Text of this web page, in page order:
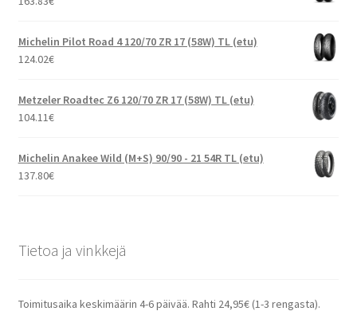
Michelin Pilot Road 4 120/70 ZR 17 (58W) TL (etu)
124.02€
Metzeler Roadtec Z6 120/70 ZR 17 (58W) TL (etu)
104.11€
Michelin Anakee Wild (M+S) 90/90 - 21 54R TL (etu)
137.80€
Tietoa ja vinkkejä
Toimitusaika keskimäärin 4-6 päivää. Rahti 24,95€ (1-3 rengasta).